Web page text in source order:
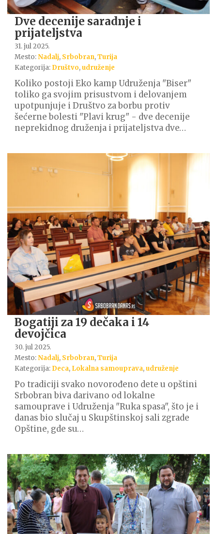
Dve decenije saradnje i
prijateljstva
31. jul 2025.
Mesto:Nadalj, Srbobran,Turija
Kategorija: Društvo,udruženje
Koliko postoji Eko kamp Udruženja "Biser"
toliko ga svojim prisustvom i delovanjem
upotpunjuje i Društvo za borbu protiv
šećerne bolesti "Plavi krug" - dve decenije
neprekidnog druženja i prijateljstva dve…
Bogatiji za 19 dečaka i 14
devojčica
30. jul 2025.
Mesto:Nadalj, Srbobran,Turija
Kategorija: Deca, Lokalna samouprava,udruženje
Po tradiciji svako novorođeno dete u opštini
Srbobran biva darivano od lokalne
samouprave i Udruženja "Ruka spasa", što je i
danas bio slučaj u Skupštinskoj sali zgrade
Opštine, gde su…